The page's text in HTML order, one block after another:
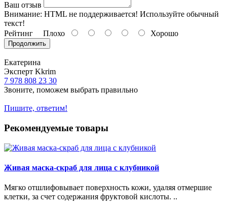
Ваш отзыв
Внимание: HTML не поддерживается! Используйте обычный
текст!
Рейтинг Плохо Хорошо
Продолжить
Екатерина
Эксперт Kkrim
7 978 808 23 30
Звоните, поможем выбрать правильно
Пишите, ответим!
Рекомендуемые товары
Живая маска-скраб для лица с клубникой
Мягко отшлифовывает поверхность кожи, удаляя отмершие
клетки, за счет содержания фруктовой кислоты. ..